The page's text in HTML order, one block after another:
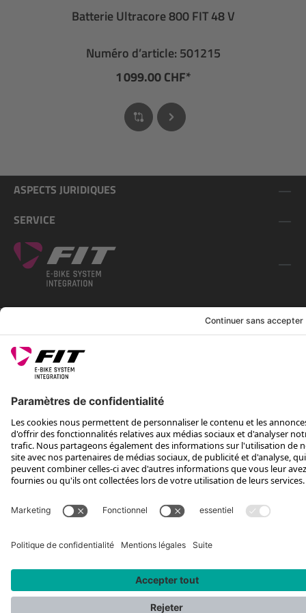
Batterie Ultracore 800 FIT 48 V
Numéro d’article: 501215
1 099.00 CHF*
ASPECTS JURIDIQUES
SERVICE
*Prix de vente conseillé, TVA incluse, plus frais d'expédition et TEA
Rotax Bike Technology AG © 2025